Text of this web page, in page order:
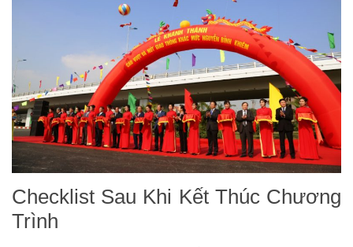
Checklist Sau Khi Kết Thúc Chương
Trình